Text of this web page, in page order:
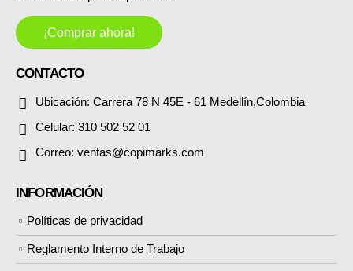
¡Comprar ahora!
CONTACTO
Ubicación: Carrera 78 N 45E - 61 Medellín,Colombia
Celular: 310 502 52 01
Correo: ventas@copimarks.com
INFORMACIÓN
Políticas de privacidad
Reglamento Interno de Trabajo